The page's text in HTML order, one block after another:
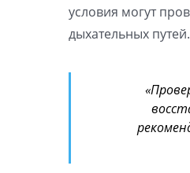
условия могут
дыхательных путей.